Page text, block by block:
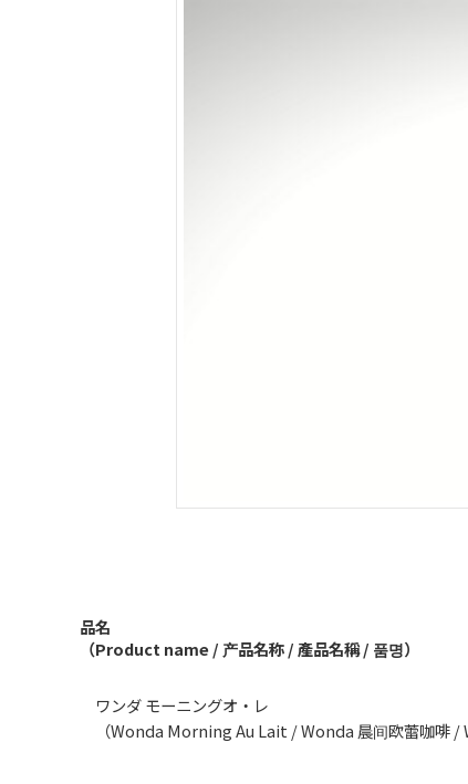
品名
（Product name / 产品名称 / 產品名稱 / 품명）
ワンダ モーニングオ・レ
（Wonda Morning Au Lait / Wonda 晨间欧蕾咖啡 /